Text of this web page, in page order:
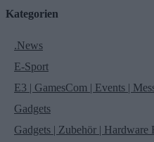
Kategorien
.News
E-Sport
E3 | GamesCom | Events |
Gadgets
Gadgets | Zubehör | Hardware